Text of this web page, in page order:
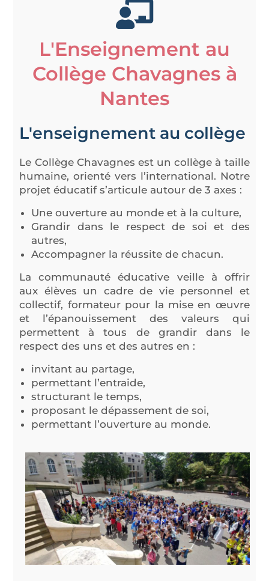
L'Enseignement au
Collège Chavagnes à
Nantes
L'enseignement au collège
Le Collège Chavagnes est un collège à taille
humaine, orienté vers l’international. Notre
projet éducatif s’articule autour de 3 axes :
Une ouverture au monde et à la culture,
Grandir dans le respect de soi et des
autres,
Accompagner la réussite de chacun.
La communauté éducative veille à offrir
aux élèves un cadre de vie personnel et
collectif, formateur pour la mise en œuvre
et l’épanouissement des valeurs qui
permettent à tous de grandir dans le
respect des uns et des autres en :
invitant au partage,
permettant l’entraide,
structurant le temps,
proposant le dépassement de soi,
permettant l’ouverture au monde.